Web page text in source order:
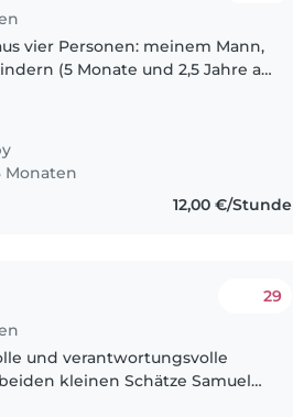
vier Personen: meinem Mann,
(5 Monate und 2,5 Jahre alt
Monaten
12,00 €/Stunde
29
und verantwortungsvolle
kleinen Schätze Samuel